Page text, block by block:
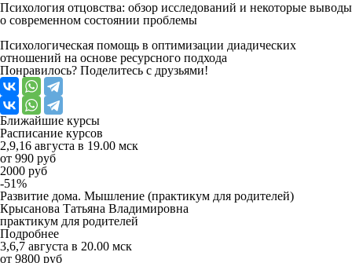
Психология отцовства: обзор исследований и некоторые выводы
о современном состоянии проблемы
Психологическая помощь в оптимизации диадических
отношений на основе ресурсного подхода
Понравилось? Поделитесь с друзьями!
Ближайшие курсы
Расписание курсов
2,9,16 августа в 19.00 мск
от 990 руб
2000 руб
-51%
Развитие дома. Мышление (практикум для родителей)
Крысанова Татьяна Владимировна
практикум для родителей
Подробнее
3,6,7 августа в 20.00 мск
от 9800 руб